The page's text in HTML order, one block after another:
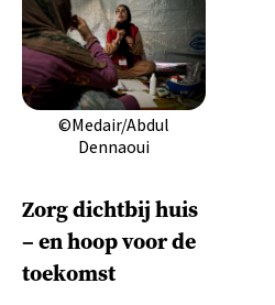
©Medair/Abdul
Dennaoui
Zorg dichtbij huis
– en hoop voor de
toekomst